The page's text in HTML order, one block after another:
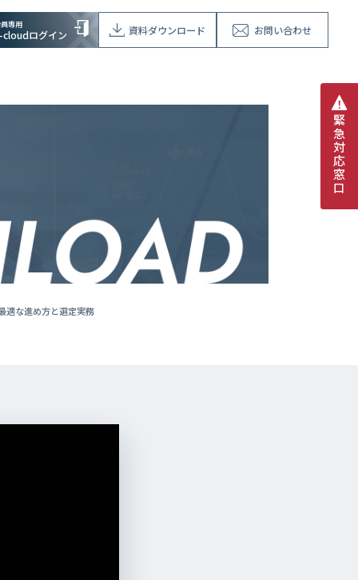
専用
cloudログイン 資料ダウンロード お問い合わせ
緊
急
対
応
窓
口
適な進め方と選定実務